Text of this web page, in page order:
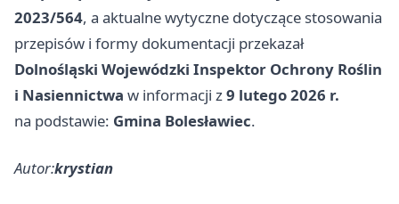
2023/564, a aktualne wytyczne dotyczące stosowania
przepisów i formy dokumentacji przekazał
Dolnośląski Wojewódzki Inspektor Ochrony Roślin
i Nasiennictwa w informacji z9 lutego 2026 r.
na podstawie: Gmina Bolesławiec.
Autor:krystian